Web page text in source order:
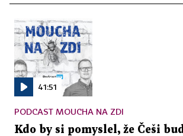
41:51
PODCAST MOUCHA NA ZDI
Kdo by si pomyslel, že Češi